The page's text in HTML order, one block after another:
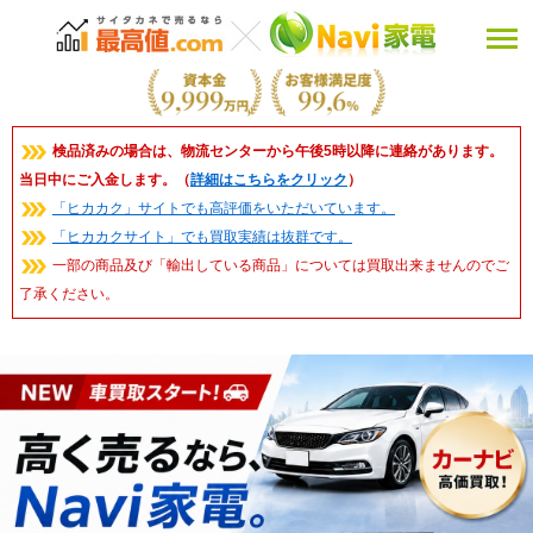
検品済みの場合は、物流センターから午後5時以降に連絡があります。
当日中にご入金します。（詳細はこちらをクリック ）
「ヒカカク」サイトでも高評価をいただいています。
「ヒカカクサイト」でも買取実績は抜群です。
一部の商品及び「輸出している商品」については買取出来ませんのでご
了承ください。